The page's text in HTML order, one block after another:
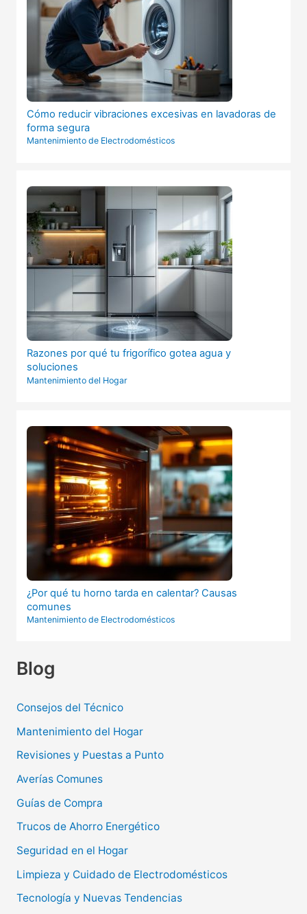
Cómo reducir vibraciones excesivas en lavadoras de
forma segura
Mantenimiento de Electrodomésticos
Razones por qué tu frigorífico gotea agua y
soluciones
Mantenimiento del Hogar
¿Por qué tu horno tarda en calentar? Causas
comunes
Mantenimiento de Electrodomésticos
Blog
Consejos del Técnico
Mantenimiento del Hogar
Revisiones y Puestas a Punto
Averías Comunes
Guías de Compra
Trucos de Ahorro Energético
Seguridad en el Hogar
Limpieza y Cuidado de Electrodomésticos
Tecnología y Nuevas Tendencias